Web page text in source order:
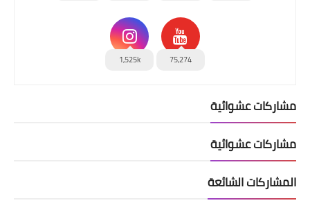
75,274
1,525k
مشاركات عشوائية
مشاركات عشوائية
المشاركات الشائعة